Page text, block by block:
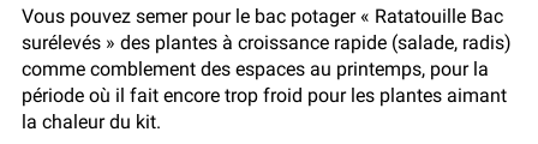
Vous pouvez semer pour le bac potager « Ratatouille Bac
surélevés » des plantes à croissance rapide (salade, radis)
comme comblement des espaces au printemps, pour la
période où il fait encore trop froid pour les plantes aimant
la chaleur du kit.